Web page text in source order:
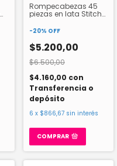
Rompecabezas 45
piezas en lata Stitch
-20% OFF
$5.200,00
$6.500,00
$4.160,00 con
Transferencia o
depósito
6 x $866,67 sin interés
COMPRAR